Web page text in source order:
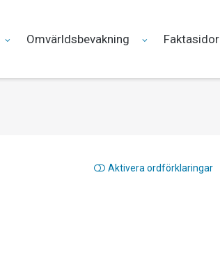
Omvärldsbevakning Faktasidor
Aktivera ordförklaringar